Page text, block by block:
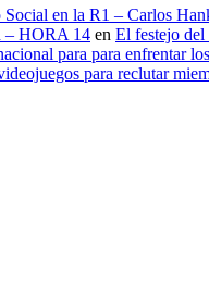
en la R1 – Carlos
– HORA 14 en El festejo del
para para enfrentar
para reclutar